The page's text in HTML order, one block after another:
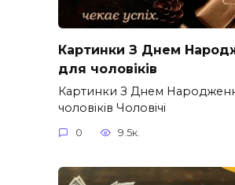
Картинки З Днем
для чоловіків​
Картинки З Днем
чоловіків​ Чоловічі
0 9.5к.